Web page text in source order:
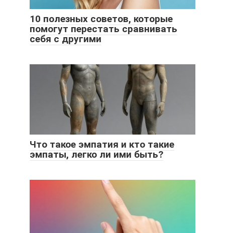
10 полезных советов, которые
помогут перестать сравнивать
себя с другими
Что такое эмпатия и кто такие
эмпаты, легко ли ими быть?